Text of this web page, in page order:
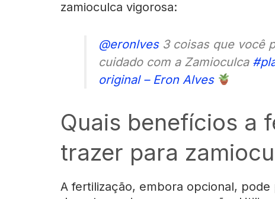
zamioculca vigorosa:
@eronlves3 coisas que você
cuidado com a Zamioculca
original – Eron Alves
Quais benefícios a
trazer para
A fertilização, embora opcional,